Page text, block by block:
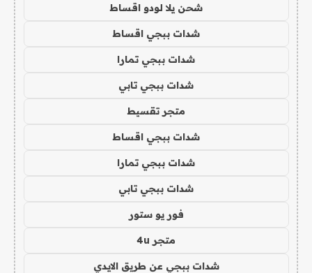
شحن يلا لودو اقساط
شدات ببجي اقساط
شدات ببجي تمارا
شدات ببجي تابي
متجر تقسيط
شدات ببجي اقساط
شدات ببجي تمارا
شدات ببجي تابي
فور يو ستور
متجر 4u
شدات ببجي عن طريق الايدي